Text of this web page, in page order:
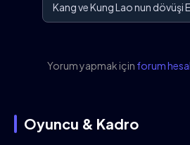
Kang ve Kung Lao nun dövüşi
Yorum yapmak için forum
Oyuncu & Kadro